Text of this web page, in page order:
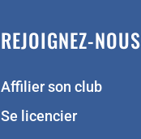
REJOIGNEZ-NOUS
Affilier son club
Se licencier